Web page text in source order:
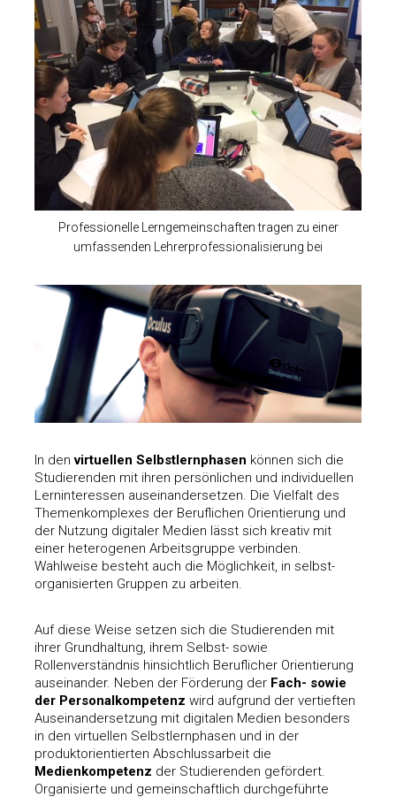
Professionelle Lerngemeinschaften tragen zu einer
umfassenden Lehrerprofessionalisierung bei
In denvirtuellen Selbstlernphasen können sich die
Studierenden mit ihren persönlichen und individuellen
Lerninteressen auseinandersetzen. Die Vielfalt des
Themenkomplexes der Beruflichen Orientierung und
der Nutzung digitaler Medien lässt sich kreativ mit
einer heterogenen Arbeitsgruppe verbinden.
Wahlweise besteht auch die Möglichkeit, in selbst-
organisierten Gruppen zu arbeiten.
Auf diese Weise setzen sich die Studierenden mit
ihrer Grundhaltung, ihrem Selbst- sowie
Rollenverständnis hinsichtlich Beruflicher Orientierung
auseinander. Neben der Förderung der Fach- sowie
der Personalkompetenz wird aufgrund der vertieften
Auseinandersetzung mit digitalen Medien besonders
in den virtuellen Selbstlernphasen und in der
produktorientierten Abschlussarbeit die
Medienkompetenz der Studierenden gefördert.
Organisierte und gemeinschaftlich durchgeführte